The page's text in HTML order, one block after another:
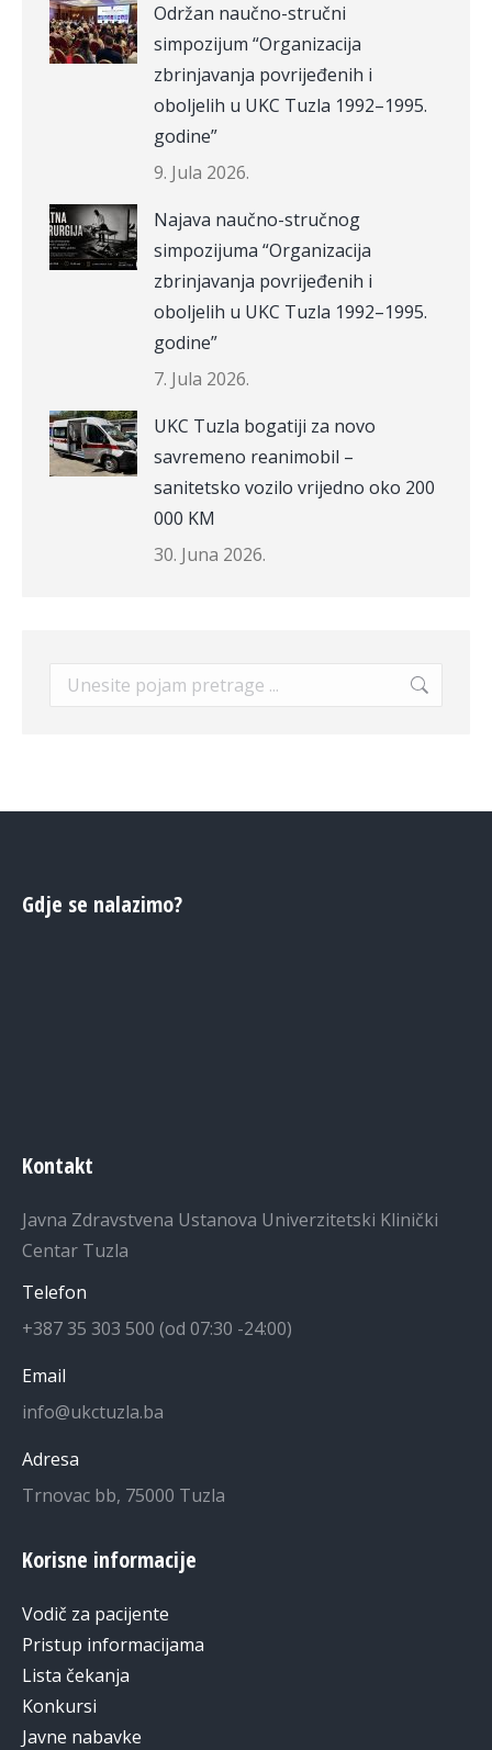
Održan naučno-stručni
simpozijum “Organizacija
zbrinjavanja povrijeđenih i
oboljelih u UKC Tuzla 1992–1995.
godine”
9. Jula 2026.
Najava naučno-stručnog
simpozijuma “Organizacija
zbrinjavanja povrijeđenih i
oboljelih u UKC Tuzla 1992–1995.
godine”
7. Jula 2026.
UKC Tuzla bogatiji za novo
savremeno reanimobil –
sanitetsko vozilo vrijedno oko 200
000 KM
30. Juna 2026.
Search:
Gdje se nalazimo?
Kontakt
Javna Zdravstvena Ustanova Univerzitetski Klinički
Centar Tuzla
Telefon
+387 35 303 500 (od 07:30 -24:00)
Email
info@ukctuzla.ba
Adresa
Trnovac bb, 75000 Tuzla
Korisne informacije
Vodič za pacijente
Pristup informacijama
Lista čekanja
Konkursi
Javne nabavke